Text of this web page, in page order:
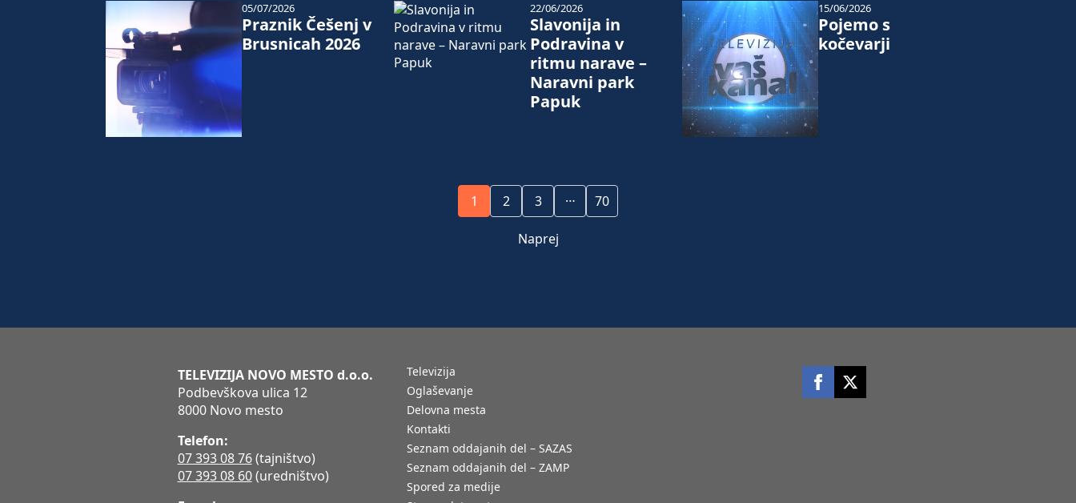
Praznik Češenj v
Brusnicah 2026
05/07/2026
Slavonija in
Podravina v
ritmu narave –
Naravni park
Papuk
22/06/2026
Pojemo s
kočevarji
15/06/2026
1 2 3 … 70
Naprej
TELEVIZIJA NOVO MESTO d.o.o.
Podbevškova ulica 12
8000 Novo mesto
Telefon:
07 393 08 76(tajništvo)
07 393 08 60(uredništvo)
Televizija
Oglaševanje
Delovna mesta
Kontakti
Seznam oddajanih del – SAZAS
Seznam oddajanih del – ZAMP
Spored za medije